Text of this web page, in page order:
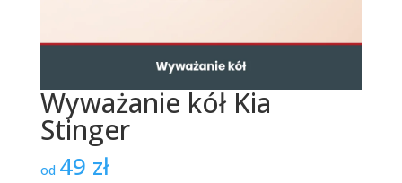
Wyważanie kół Kia
Stinger
od 49 zł